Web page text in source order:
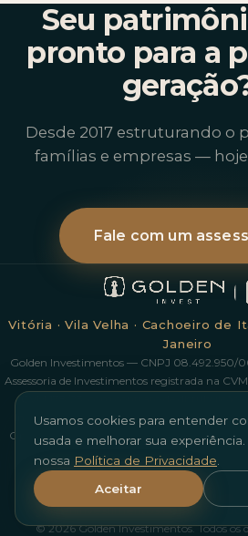
Seu
pronto para a
Desde 2017 estruturando o
famílias e empresas —
Fale com um
Vitória · Vila Velha · Cachoeiro de
Janeiro
Golden Investimentos — CNPJ 08.492.950/
Assessoria de Investimentos registrada na
CVM 178/23, com contrato de distribuição e
Investimentos CCTVM S/A. Investimentos
Operações com derivativos podem resultar
valores investidos. Rentabilidade
rentabilidade futura. Ouvidoria XP:
Nossa Equipe Escritórios
goldeninvestimentos.com.br
© 2026 Golden Investimentos. Todos os
Usamos cookies para entender
usada e melhorar sua
nossa Política de Privacidade
Aceitar